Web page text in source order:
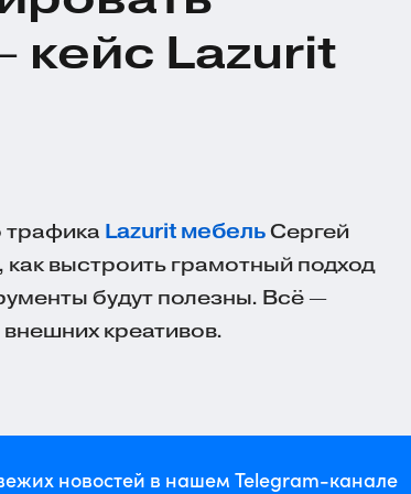
кейс Lazurit
трафика Lazurit мебельСергей
выстроить грамотный подход
будут полезны. Всё —
креативов.
новостей в нашем Telegram-канале